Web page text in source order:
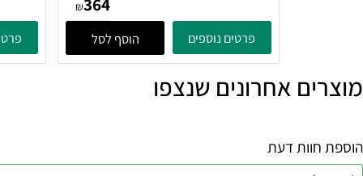
פח פדל Nova - אפור בהיר
382070 Soft Grey Zone
364
Zone Denmark
אחרונים שנצפו